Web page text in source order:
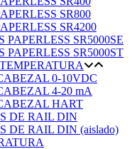
SR800
SR4200
PAPERLESS SR5000SE
PAPERLESS SR5000ST
0-10VDC
4-20 mA
HART
DE RAIL DIN
DE RAIL DIN (aislado)